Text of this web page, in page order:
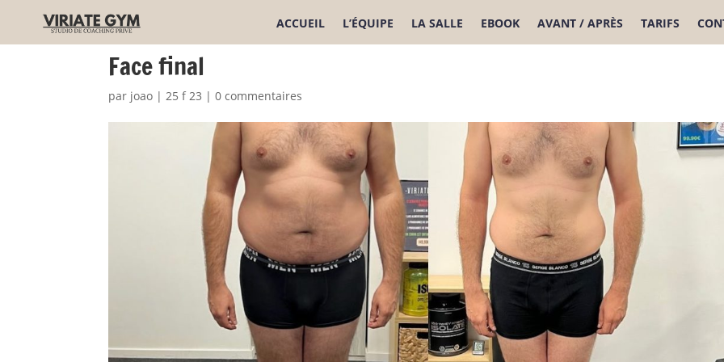
ACCUEIL L’ÉQUIPE LA SALLE EBOOK AVANT / APRÈS TARIFS
Face final
par joao | 25 f 23 |0 commentaires